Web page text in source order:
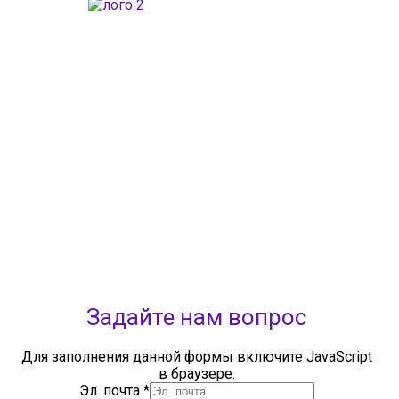
Задайте нам вопрос
Для заполнения данной формы включите JavaScript
в браузере.
Эл. почта *